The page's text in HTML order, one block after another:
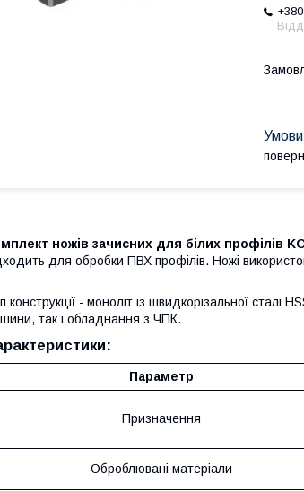
ножів зачисних для білих профілів
для обробки ПВХ профілів. Ножі
конструкції - моноліт із швидкорізальної сталі
так і обладнання з ЧПК.
Параметр
Призначення
Оброблювані матеріали